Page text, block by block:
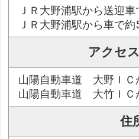
ＪＲ大野浦駅から送迎車
ＪＲ大野浦駅から車で約
アクセス
山陽自動車道 大野ＩＣ
山陽自動車道 大竹ＩＣ
住